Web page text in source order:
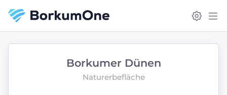
Borkumer Dünen
Naturerbefläche